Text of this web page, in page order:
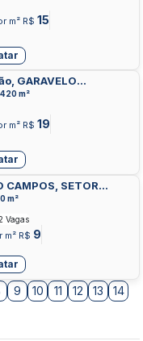
m² R$ 15
GARAVELO
PARK, APARECIDA DE
m²
m² R$ 19
CAMPOS, SETOR
APARECIDA DE
m²
m² R$ 9
Vagas
9 10 11 12 13
14